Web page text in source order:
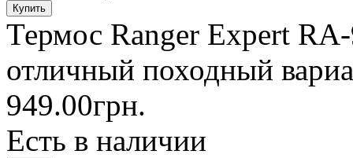
Термос Ranger Expert
отличный походный
949.00грн.
Есть в наличии